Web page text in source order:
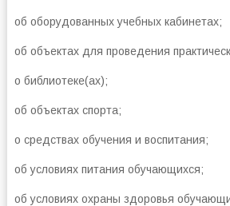
об оборудованных учебных кабинетах;
об объектах для проведения
о библиотеке(ах);
об объектах спорта;
о средствах обучения и воспитания;
об условиях питания обучающихся;
об условиях охраны здоровья